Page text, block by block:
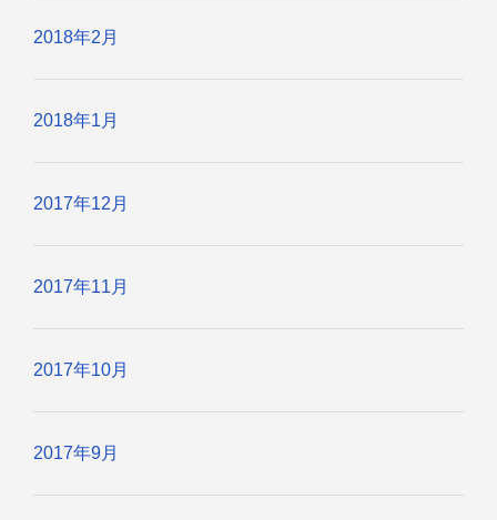
2018年2月
2018年1月
2017年12月
2017年11月
2017年10月
2017年9月